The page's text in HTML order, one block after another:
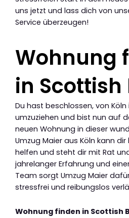
uns jetzt und lass dich von
Service überzeugen!
Wohnung
in Scottish
Du hast beschlossen, von
umzuziehen und bist nun auf
neuen Wohnung in dieser
Umzug Maier aus Köln kann
helfen und steht dir mit Rat
jahrelanger Erfahrung und
Team sorgt Umzug Maier
stressfrei und reibungslos
Wohnung finden in Scottish